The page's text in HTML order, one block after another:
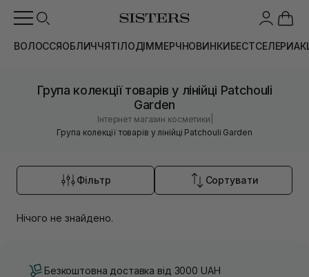
ВОЛОССЯОБЛИЧЧЯТІЛОДІММЕРЧНОВИНКИБЕСТСЕЛЕРИ
Група колекції товарів у лінійці Patchouli
Garden
Інтернет магазин косметики
Група колекції товарів у лінійці Patchouli Garden
Фільтр Сортувати
Нічого не знайдено.
Безкоштовна доставка від 3000 UAH